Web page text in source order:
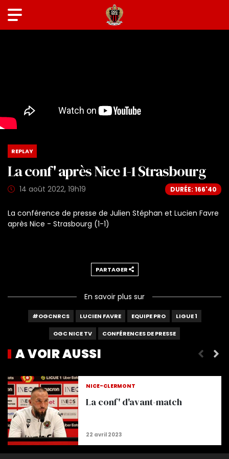
REPLAY
La conf' après Nice 1-1 Strasbourg
14 août 2022, 19h19 DURÉE: 166'40
La conférence de presse de Julien Stéphan et Lucien Favre
après Nice - Strasbourg (1-1)
PARTAGER
En savoir plus sur
#OGCNRCS LUCIEN FAVRE EQUIPE PRO LIGUE 1
OGC NICE TV CONFÉRENCES DE PRESSE
A VOIR AUSSI
NICE-CLERMONT
La conf' d'avant-match
Paroles d'avant-match